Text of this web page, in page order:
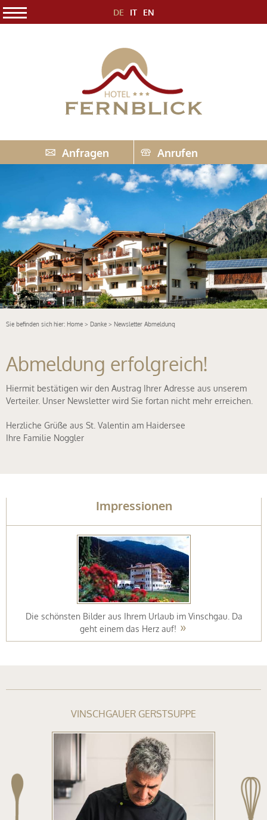
DE IT EN
Anfragen Anrufen
Sie befinden sich hier: Home > Danke > Newsletter Abmeldung
Abmeldung erfolgreich!
Hiermit bestätigen wir den Austrag Ihrer Adresse aus unserem
Verteiler. Unser Newsletter wird Sie fortan nicht mehr erreichen.
Herzliche Grüße aus St. Valentin am Haidersee
Ihre Familie Noggler
Impressionen
Die schönsten Bilder aus Ihrem Urlaub im Vinschgau. Da
geht einem das Herz auf!
VINSCHGAUER GERSTSUPPE